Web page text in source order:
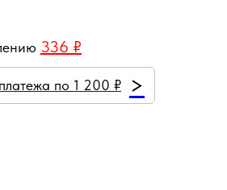
336 ₽
по 1 200 ₽ >